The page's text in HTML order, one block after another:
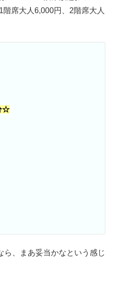
席大人6,000円、2階席大人
☆
ら、まあ妥当かなという感じ